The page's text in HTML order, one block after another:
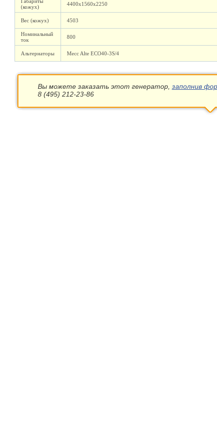
(кожух)
4400х1560х2250
Вес (кожух) 4503
Номинальный
ток
800
Альтернаторы Mecc Alte ECO40-3S/4
Вы можете заказать этот генератор, заполнив
8 (495) 212-23-86